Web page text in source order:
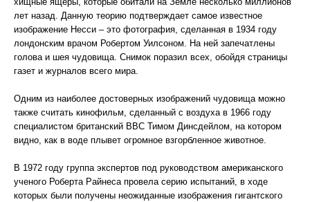
лет назад. Данную теорию подтверждает самое известное
изображение Несси – это фотография, сделанная в 1934 году
лондонским врачом Робертом Уилсоном. На ней запечатлены
голова и шея чудовища. Снимок поразил всех, обойдя страницы
газет и журналов всего мира.
Одним из наиболее достоверных изображений чудовища можно
также считать кинофильм, сделанный с воздуха в 1966 году
специалистом британский ВВС Тимом Динсдейлом, на котором
видно, как в воде плывет огромное взгорбленное животное.
В 1972 году группа экспертов под руководством американского
ученого Роберта Райнеса провела серию испытаний, в ходе
которых были получены неожиданные изображения гигантского